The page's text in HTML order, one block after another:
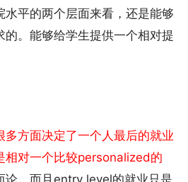
水平的两个层面来看，还是能够
的。能够给学生提供一个相对提
多方面决定了一个人最后的就业
相对一个比较personalized的